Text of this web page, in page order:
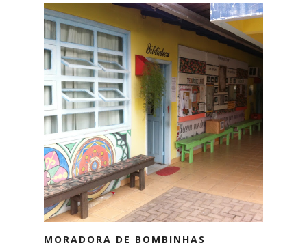
MORADORA DE BOMBINHAS